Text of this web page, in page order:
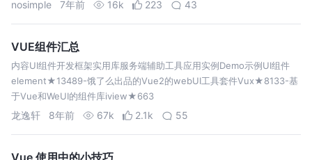
nosimple 7年前 16k 223 43
VUE组件汇总
内容UI组件开发框架实用库服务端辅助工具应用实例Demo示例UI组件
element★13489-饿了么出品的Vue2的webUI工具套件Vux★8133-基
于Vue和WeUI的组件库iview★663
龙逸轩 8年前 67k 2.1k 55
Vue 使用中的小技巧